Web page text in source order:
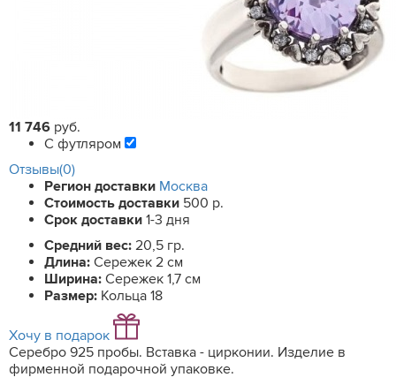
11 746 руб.
С футляром
Отзывы(0)
Регион доставки Москва
Стоимость доставки 500 р.
Срок доставки 1-3 дня
Средний вес: 20,5 гр.
Длина: Сережек 2 см
Ширина: Сережек 1,7 см
Размер: Кольца 18
Хочу в подарок
Серебро 925 пробы. Вставка - цирконии. Изделие в
фирменной подарочной упаковке.